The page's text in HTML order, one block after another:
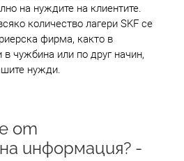
на нуждите на клиентите.
количество лагери SKF се
фирма, както в
в чужбина или по друг начин,
нужди.
от
информация? -